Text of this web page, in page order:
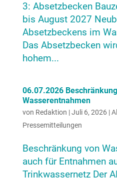
3: Absetzbecken
bis August 2027
Absetzbeckens im
Das Absetzbecken
hohem...
06.07.2026
Wasserentnahmen
von Redaktion |Juli 6, 2026 |
Pressemitteilungen
Beschränkung von
auch für Entnahmen
Trinkwassernetz Der